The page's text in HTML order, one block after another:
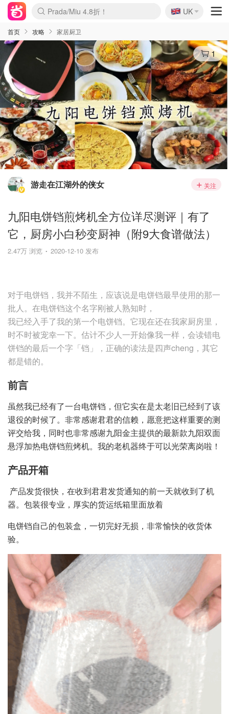
麦卢卡蜂蜜夏促！个位数！
Prada/Miu 4.8折！
啥？必胜客披萨5折！
🇬🇧
UK
首页 攻略 家居厨卫
1
游走在江湖外的侠女 关注
九阳电饼铛煎烤机全方位详尽测评｜有了
它，厨房小白秒变厨神（附9大食谱做法）
2.47万 浏览 2020-12-10 发布
对于电饼铛，我并不陌生，应该说是电饼铛最早使用的那一
批人。在电饼铛这个名字刚被人熟知时，
我已经入手了我的第一个电饼铛。它现在还在我家厨房里，
时不时被宠幸一下。估计不少人一开始像我一样，会读错电
饼铛的最后一个字「铛」，正确的读法是四声cheng，其它
都是错的。
前言
虽然我已经有了一台电饼铛，但它实在是太老旧已经到了该
退役的时候了。非常感谢君君的信赖，愿意把这样重要的测
评交给我，同时也非常感谢九阳金主提供的最新款九阳双面
悬浮加热电饼铛煎烤机。我的老机器终于可以光荣离岗啦！
产品开箱
产品发货很快，在收到君君发货通知的前一天就收到了机
器。包装很专业，厚实的货运纸箱里面放着
电饼铛自己的包装盒，一切完好无损，非常愉快的收货体
验。